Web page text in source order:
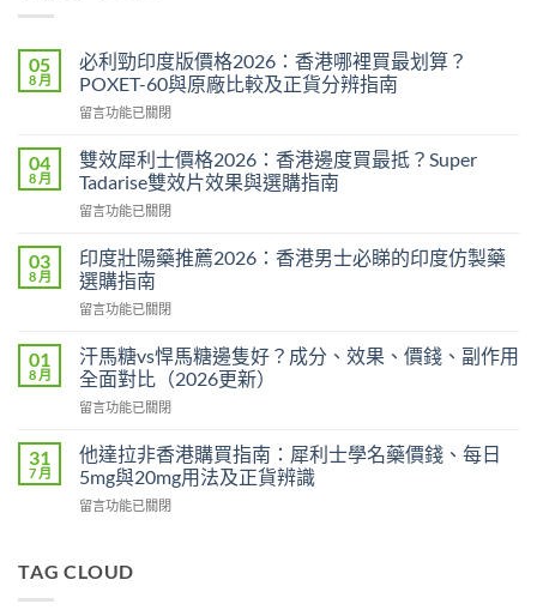
05
8 月
必利勁印度版價格2026：香港哪裡買最划算？
POXET-60與原廠比較及正貨分辨指南
在
利
勁
印
度
價
格
2026：
香
哪
裡
最
算？
POXET-
60
比
留言功能已關閉
04
8 月
雙效犀利士價格2026：香港邊度買最抵？Super
Tadarise雙效片效果與選購指南
在
效
犀
利
士
格
2026：
香
港
度
買
抵？
雙
留言功能已關閉
03
8 月
印度壯陽藥推薦2026：香港男士必睇的印度仿製藥
選購指南
在
度
壯
陽
藥
薦
2026：
港
必
留言功能已關閉
01
8 月
汗馬糖vs悍馬糖邊隻好？成分、效果、價錢、副作用
全面對比（2026更新）
在
馬
糖
vs
悍
邊
留言功能已關閉
31
7 月
他達拉非香港購買指南：犀利士學名藥價錢、每日
5mg與20mg用法及正貨辨識
在
拉
留言功能已關閉
TAG CLOUD